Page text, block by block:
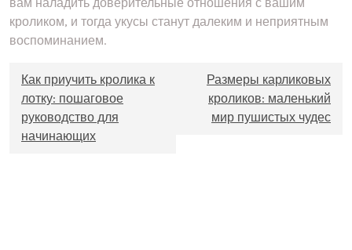
вам наладить доверительные отношения с вашим
кроликом, и тогда укусы станут далеким и неприятным
воспоминанием.
Навигация
по
записям
Как приучить кролика к
лотку: пошаговое
руководство для
начинающих
Размеры карликовых
кроликов: маленький
мир пушистых чудес